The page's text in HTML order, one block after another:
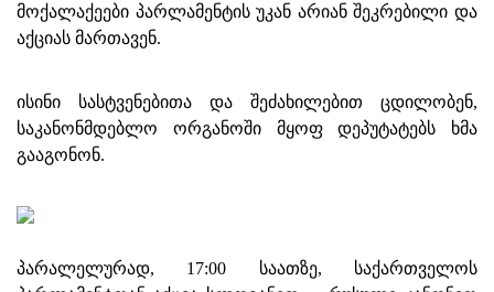
მოქალაქეები პარლამენტის უკან არიან შეკრებილი და
აქციას მართავენ.
ისინი სასტვენებითა და შეძახილებით ცდილობენ,
საკანონმდებლო ორგანოში მყოფ დეპუტატებს ხმა
გააგონონ.
პარალელურად, 17:00 საათზე, საქართველოს